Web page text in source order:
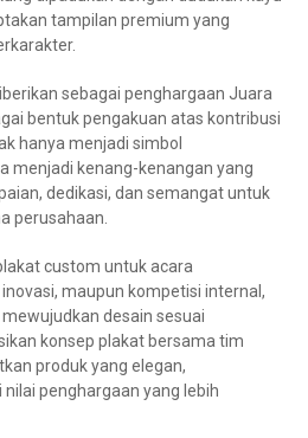
tampilan premium yang
sebagai penghargaan Juara
bentuk pengakuan atas kontribusi
hanya menjadi simbol
menjadi kenang-kenangan yang
dedikasi, dan semangat untuk
perusahaan.
custom untuk acara
maupun kompetisi internal,
desain sesuai
konsep plakat bersama tim
produk yang elegan,
penghargaan yang lebih